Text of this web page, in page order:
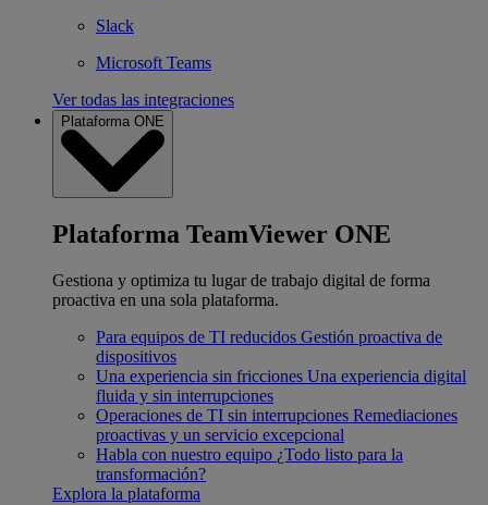
Slack
Microsoft Teams
Ver todas las integraciones
Plataforma ONE
Plataforma TeamViewer ONE
Gestiona y optimiza tu lugar de trabajo digital de forma
proactiva en una sola plataforma.
Para equipos de TI reducidos Gestión proactiva de
dispositivos
Una experiencia sin fricciones Una experiencia digital
fluida y sin interrupciones
Operaciones de TI sin interrupciones Remediaciones
proactivas y un servicio excepcional
Habla con nuestro equipo ¿Todo listo para la
transformación?
Explora la plataforma